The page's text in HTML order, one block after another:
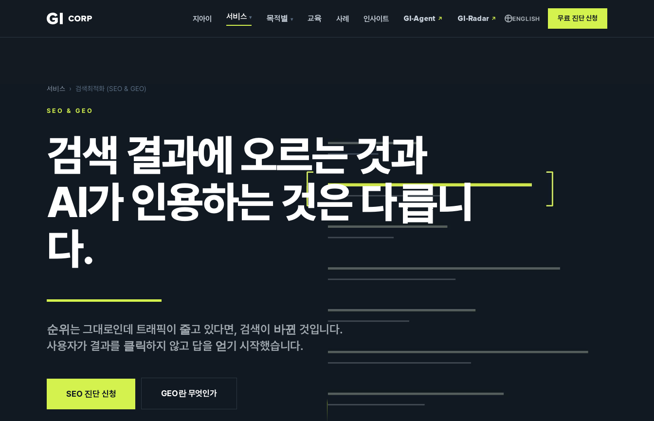
지아이 서비스 ▾ 목적별 ▾ 교육 사례 인사이트 GI-Agent ↗ GI-Radar ↗ ENGLISH 무료 진단신청
서비스 › 검색최적화 (SEO & GEO)
SEO & GEO
검색 결과에 오르는 것과
AI가 인용하는 것은 다릅니
다.
순위는 그대로인데 트래픽이 줄고 있다면, 검색이 바뀐 것입니다.
사용자가 결과를 클릭하지 않고 답을 얻기 시작했습니다.
SEO 진단 신청 GEO란 무엇인가